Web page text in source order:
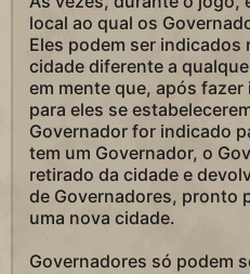
local ao qual os
Eles podem ser indicados
cidade diferente a
em mente que, após
para eles se
Governador for indicado
tem um Governador, o
retirado da cidade e
de Governadores, pronto
uma nova cidade.
Governadores só podem